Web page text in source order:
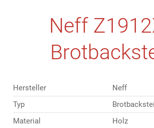
Neff
Hersteller
Neff
Typ
Material
Holz